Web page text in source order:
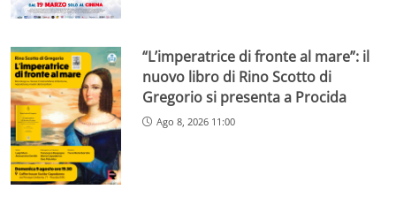
“L’imperatrice di fronte al mare”: il
nuovo libro di Rino Scotto di
Gregorio si presenta a Procida
Ago 8, 2026 11:00